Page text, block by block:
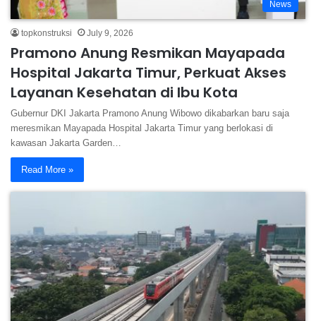
News
topkonstruksi July 9, 2026
Pramono Anung Resmikan Mayapada
Hospital Jakarta Timur, Perkuat Akses
Layanan Kesehatan di Ibu Kota
Gubernur DKI Jakarta Pramono Anung Wibowo dikabarkan baru saja
meresmikan Mayapada Hospital Jakarta Timur yang berlokasi di
kawasan Jakarta Garden…
Read More »